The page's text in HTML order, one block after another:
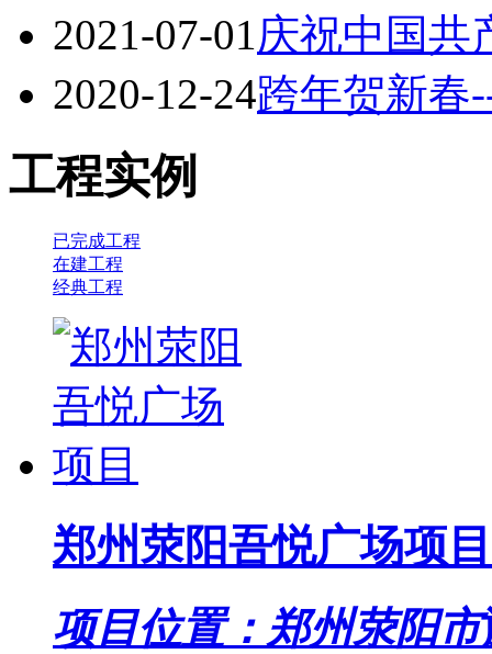
2021-07-01 庆祝中国共
2020-12-24跨年贺新春
工程实例
已完成工程
在建工程
经典工程
郑州荥阳吾悦广场项目
项目位置：郑州荥阳市